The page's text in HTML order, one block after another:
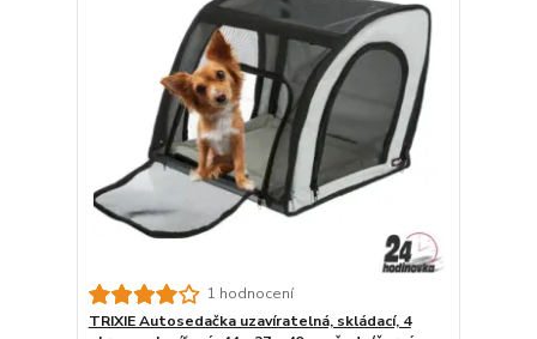
1 hodnocení
TRIXIE Autosedačka uzavíratelná, skládací, 4